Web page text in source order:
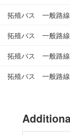
拓殖バス 一般路
拓殖バス 一般路
拓殖バス 一般路
拓殖バス 一般路